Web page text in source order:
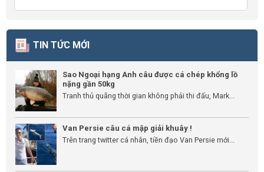
TIN TỨC MỚI
Sao Ngoại hạng Anh câu được cá chép khổng lồ
nặng gần 50kg
Tranh thủ quãng thời gian không phải thi đấu, Mark...
Van Persie câu cá mập giải khuây !
Trên trang twitter cá nhân, tiền đạo Van Persie mới...